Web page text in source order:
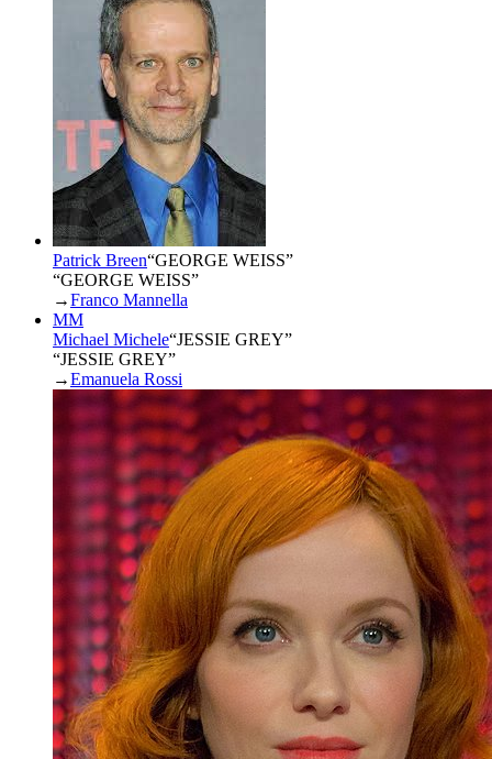
Patrick Breen“GEORGE WEISS”
“GEORGE WEISS”
→Franco Mannella
MM
Michael Michele“JESSIE GREY”
“JESSIE GREY”
→Emanuela Rossi